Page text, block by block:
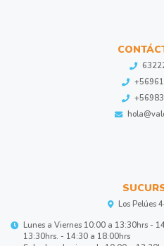
Los Pelúes
Lunes a Viernes 10:00 a 13:30hrs -
13:30hrs. - 14:30 a 18:00hrs